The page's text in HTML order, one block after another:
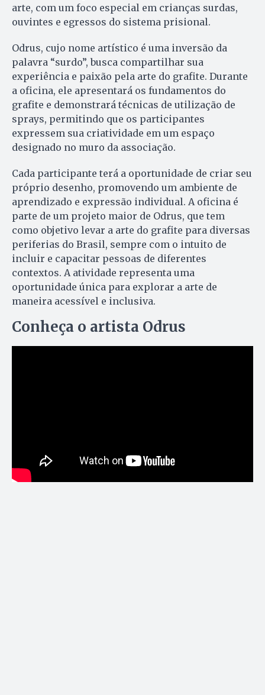
arte, com um foco especial em crianças surdas,
ouvintes e egressos do sistema prisional.
Odrus, cujo nome artístico é uma inversão da
palavra “surdo”, busca compartilhar sua
experiência e paixão pela arte do grafite. Durante
a oficina, ele apresentará os fundamentos do
grafite e demonstrará técnicas de utilização de
sprays, permitindo que os participantes
expressem sua criatividade em um espaço
designado no muro da associação.
Cada participante terá a oportunidade de criar seu
próprio desenho, promovendo um ambiente de
aprendizado e expressão individual. A oficina é
parte de um projeto maior de Odrus, que tem
como objetivo levar a arte do grafite para diversas
periferias do Brasil, sempre com o intuito de
incluir e capacitar pessoas de diferentes
contextos. A atividade representa uma
oportunidade única para explorar a arte de
maneira acessível e inclusiva.
Conheça o artista Odrus